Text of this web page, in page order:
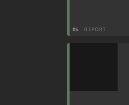
#4 REPORT